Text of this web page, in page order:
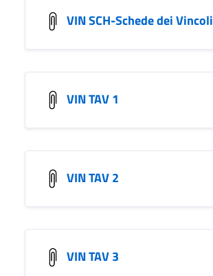
VIN SCH-Schede dei Vincoli
VIN TAV 1
VIN TAV 2
VIN TAV 3